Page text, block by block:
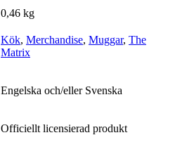
0,46 kg
Kök, Merchandise, Muggar, The
Matrix
Engelska och/eller Svenska
Officiellt licensierad produkt